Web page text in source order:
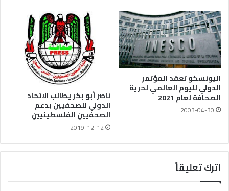
اليونسكو تعقد المؤتمر
الدولي لليوم العالمي لحرية
الصحافة لعام 2021
2003-04-30
ناصر أبو بكر يطالب الاتحاد
الدولي للصحفيين بدعم
الصحفيين الفلسطينيين
2019-12-12
اترك تعليقاً